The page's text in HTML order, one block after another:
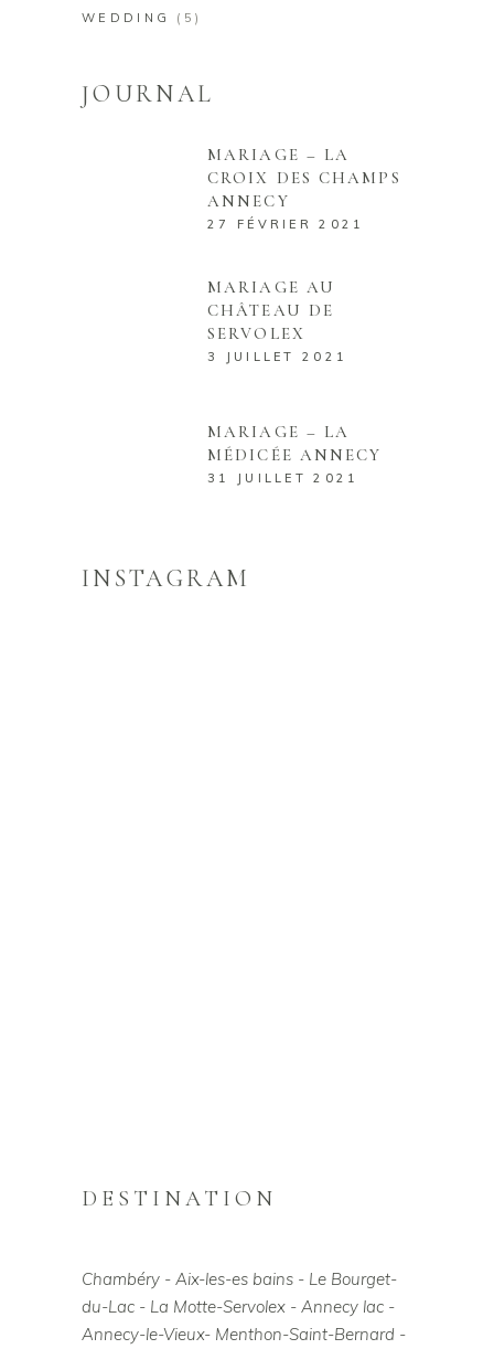
WEDDING (5)
JOURNAL
MARIAGE – LA
CROIX DES CHAMPS
ANNECY
27 FÉVRIER 2021
MARIAGE AU
CHÂTEAU DE
SERVOLEX
3 JUILLET 2021
MARIAGE – LA
MÉDICÉE ANNECY
31 JUILLET 2021
INSTAGRAM
DESTINATION
Chambéry - Aix-les-es bains - Le Bourget-
du-Lac - La Motte-Servolex - Annecy lac -
Annecy-le-Vieux- Menthon-Saint-Bernard -